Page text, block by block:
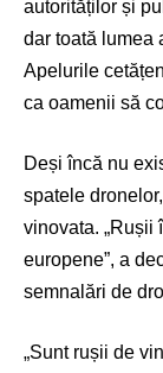
autorităților și
dar toată lumea
Apelurile
ca oamenii să
Deși încă nu
spatele
vinovata. „Rușii
europene”, a
semnalări de
„Sunt rușii de